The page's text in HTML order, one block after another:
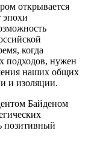
открывается
эпохи
когда
подходов, нужен
наших общих
и изоляции.
Байденом
позитивный